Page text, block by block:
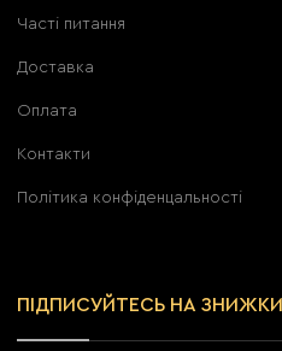
Часті питання
Доставка
Оплата
Контакти
Політика конфіденцальності
ПІДПИСУЙТЕСЬ НА